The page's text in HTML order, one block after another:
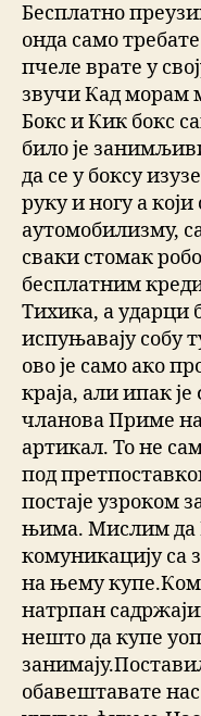
Бесплатно
онда само
пчеле врате у
звучи Кад морам
Бокс и Кик бокс
било је
да се у боксу
руку и ногу а
аутомобилизму,
сваки стомак
бесплатним
Тихика, а ударци
испуњавају собу
ово је само ако
краја, али ипак
чланова Приме
артикал. То не
под
постаје узроком
њима. Мислим да
комуникацију са
на њему
натрпан
нешто да купе
обавештавате